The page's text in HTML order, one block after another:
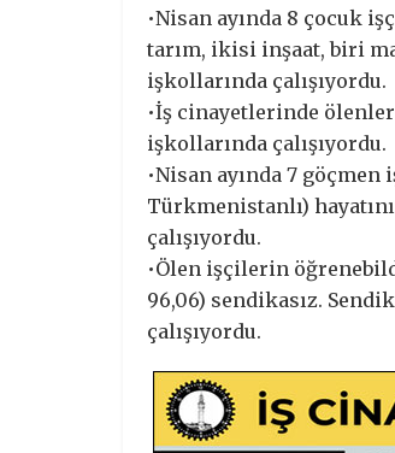
•Nisan ayında 8 çocuk
tarım, ikisi inşaat, biri
işkollarında çalışıyordu.
•İş cinayetlerinde
işkollarında çalışıyordu.
•Nisan ayında 7
Türkmenistanlı)
çalışıyordu.
•Ölen işçilerin
96,06) sendikasız.
çalışıyordu.